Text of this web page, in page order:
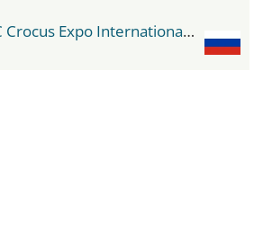
Crocus Expo - IEC Crocus Expo International Exhibition Centre